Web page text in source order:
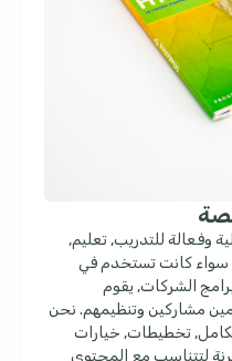
للتدريب, تعليم,
سواء كانت تستخدم في
الشركات, يقوم
مشاركين وتنظيمهم. نحن
تخطيطات, خيارات
لتتناسب مع المحتوى